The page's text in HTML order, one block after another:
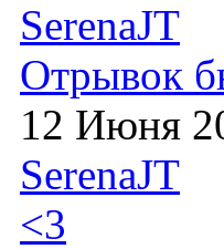
SerenaJT
Отрывок
12 Июня
SerenaJT
<3